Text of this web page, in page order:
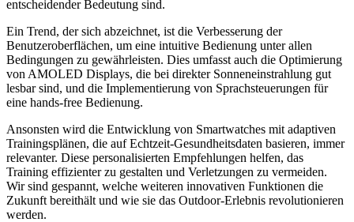
entscheidender Bedeutung sind.
Ein Trend, der sich abzeichnet, ist die Verbesserung der
Benutzeroberflächen, um eine intuitive Bedienung unter allen
Bedingungen zu gewährleisten. Dies umfasst auch die Optimierung
von AMOLED Displays, die bei direkter Sonneneinstrahlung gut
lesbar sind, und die Implementierung von Sprachsteuerungen für
eine hands-free Bedienung.
Ansonsten wird die Entwicklung von Smartwatches mit adaptiven
Trainingsplänen, die auf Echtzeit-Gesundheitsdaten basieren, immer
relevanter. Diese personalisierten Empfehlungen helfen, das
Training effizienter zu gestalten und Verletzungen zu vermeiden.
Wir sind gespannt, welche weiteren innovativen Funktionen die
Zukunft bereithält und wie sie das Outdoor-Erlebnis revolutionieren
werden.